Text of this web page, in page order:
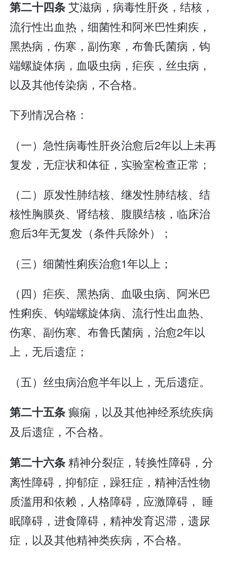
第二十四条艾滋病，病毒性肝炎，结核，
流行性出血热，细菌性和阿米巴性痢疾，
黑热病，伤寒，副伤寒，布鲁氏菌病，钩
端螺旋体病，血吸虫病，疟疾，丝虫病，
以及其他传染病，不合格。
下列情况合格：
（一）急性病毒性肝炎治愈后2年以上未再
复发，无症状和体征，实验室检查正常；
（二）原发性肺结核、继发性肺结核、结
核性胸膜炎、肾结核、腹膜结核，临床治
愈后3年无复发（条件兵除外）；
（三）细菌性痢疾治愈1年以上；
（四）疟疾、黑热病、血吸虫病、阿米巴
性痢疾、钩端螺旋体病、流行性出血热、
伤寒、副伤寒、布鲁氏菌病，治愈2年以
上，无后遗症；
（五）丝虫病治愈半年以上，无后遗症。
第二十五条癫痫，以及其他神经系统疾病
及后遗症，不合格。
第二十六条精神分裂症，转换性障碍，分
离性障碍，抑郁症，躁狂症，精神活性物
质滥用和依赖，人格障碍，应激障碍， 睡
眠障碍，进食障碍，精神发育迟滞，遗尿
症，以及其他精神类疾病，不合格。